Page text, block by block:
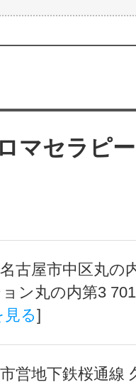
マセラピ
古屋市中区丸の
ン丸の内第3 701
る]
営地下鉄桜通線